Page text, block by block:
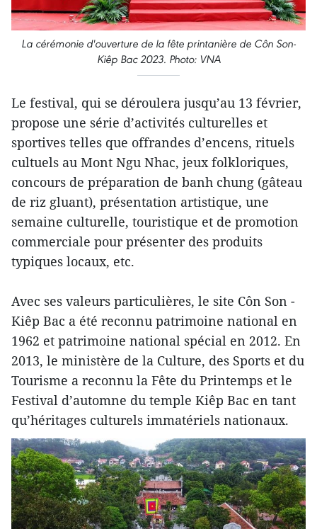
La cérémonie d'ouverture de la fête printanière de Côn Son-
Kiêp Bac 2023. Photo: VNA
Le festival, qui se déroulera jusqu’au 13 février,
propose une série d’activités culturelles et
sportives telles que offrandes d’encens, rituels
cultuels au Mont Ngu Nhac, jeux folkloriques,
concours de préparation de banh chung (gâteau
de riz gluant), présentation artistique, une
semaine culturelle, touristique et de promotion
commerciale pour présenter des produits
typiques locaux, etc.
Avec ses valeurs particulières, le site Côn Son -
Kiêp Bac a été reconnu patrimoine national en
1962 et patrimoine national spécial en 2012. En
2013, le ministère de la Culture, des Sports et du
Tourisme a reconnu la Fête du Printemps et le
Festival d’automne du temple Kiêp Bac en tant
qu’héritages culturels immatériels nationaux.